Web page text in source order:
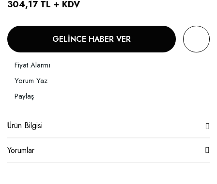
304,17 TL + KDV
GELİNCE HABER VER
Fiyat Alarmı
Yorum Yaz
Paylaş
Ürün Bilgisi
Yorumlar